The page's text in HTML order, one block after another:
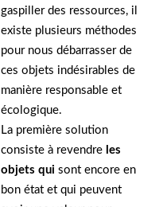
gaspiller des ressources, il
existe plusieurs méthodes
pour nous débarrasser de
ces objets indésirables de
manière responsable et
écologique.
La première solution
consiste à revendre les
objets qui sont encore en
bon état et qui peuvent